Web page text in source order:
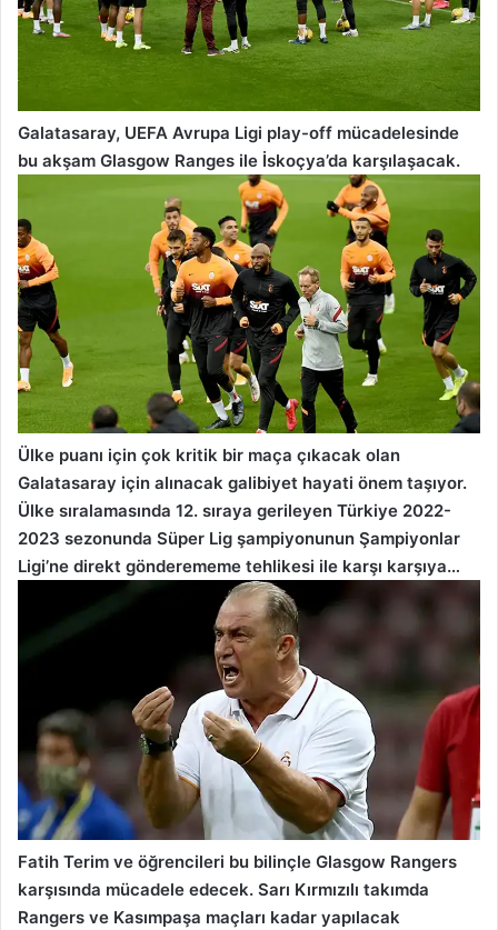
Galatasaray, UEFA Avrupa Ligi play-off mücadelesinde
bu akşam Glasgow Ranges ile İskoçya’da karşılaşacak.
Ülke puanı için çok kritik bir maça çıkacak olan
Galatasaray için alınacak galibiyet hayati önem taşıyor.
Ülke sıralamasında 12. sıraya gerileyen Türkiye 2022-
2023 sezonunda Süper Lig şampiyonunun Şampiyonlar
Ligi’ne direkt gönderememe tehlikesi ile karşı karşıya…
Fatih Terim ve öğrencileri bu bilinçle Glasgow Rangers
karşısında mücadele edecek. Sarı Kırmızılı takımda
Rangers ve Kasımpaşa maçları kadar yapılacak